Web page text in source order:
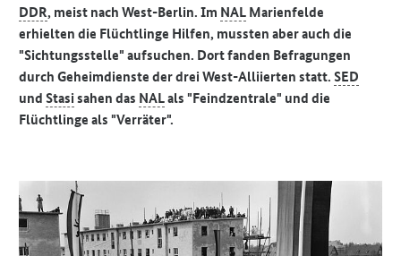
DDR, meist nach West-Berlin. Im NAL Marienfelde
erhielten die Flüchtlinge Hilfen, mussten aber auch die
"Sichtungsstelle" aufsuchen. Dort fanden Befragungen
durch Geheimdienste der drei West-Alliierten statt.SED
undStasi sahen das NALals "Feindzentrale" und die
Flüchtlinge als "Verräter".